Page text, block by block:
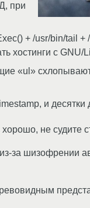
при
+ /usr/bin/tail +
с GNU/
«ul»
и десятки
не судите
за шизофрении